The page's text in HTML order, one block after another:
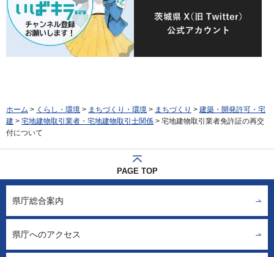
ホーム > くらし・環境 > まちづくり・環境 > まちづくり > 建築・開発許可・宅
建 > 宅地建物取引業者・宅地建物取引士関係 > 宅地建物取引業者免許証の再交
付について
PAGE TOP
県庁総合案内
県庁へのアクセス